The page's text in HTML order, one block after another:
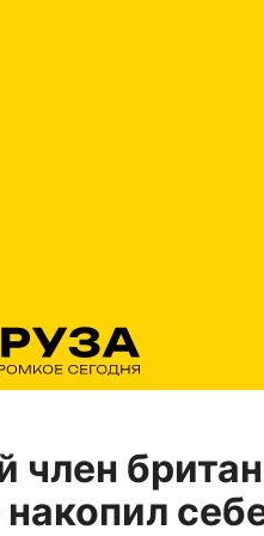
член